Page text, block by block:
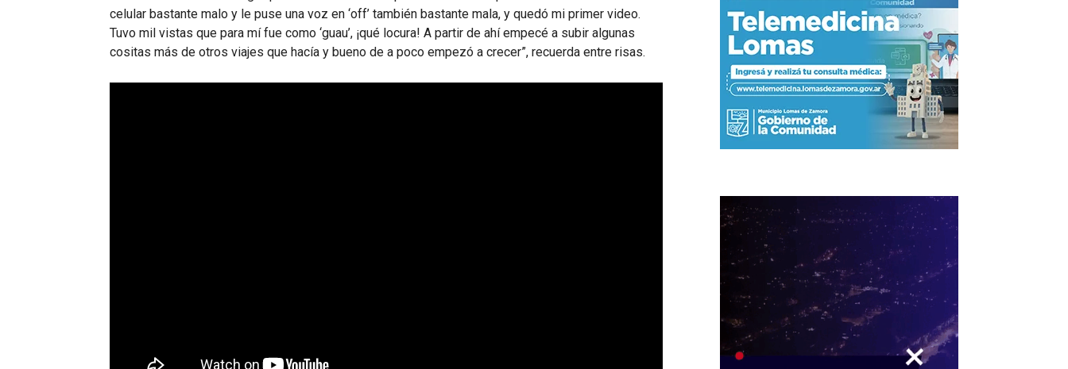
celular bastante malo y le puse una voz en ‘off’ también bastante mala, y quedó mi primer video.
Tuvo mil vistas que para mí fue como ‘guau’, ¡qué locura! A partir de ahí empecé a subir algunas
cositas más de otros viajes que hacía y bueno de a poco empezó a crecer”, recuerda entre risas.